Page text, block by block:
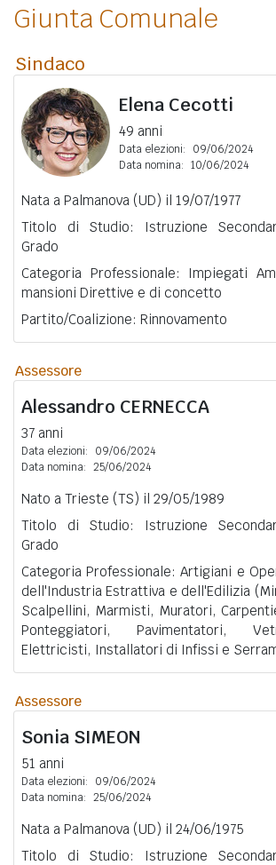
Giunta Comunale
Sindaco
Elena Cecotti
49 anni
Data elezioni:
09/06/2024
Data nomina: 10/06/2024
Nata a Palmanova (UD) il 19/07/1977
Titolo di Studio: Istruzione
Grado
Categoria Professionale: Impiegati
mansioni Direttive e di concetto
Partito/Coalizione: Rinnovamento
Assessore
Alessandro CERNECCA
37 anni
Data elezioni:
09/06/2024
Data nomina: 25/06/2024
Nato a Trieste (TS) il 29/05/1989
Titolo di Studio: Istruzione
Grado
Categoria Professionale: Artigiani e
dell'Industria Estrattiva e dell'Edilizia
Scalpellini, Marmisti, Muratori,
Ponteggiatori, Pavimentatori,
Elettricisti, Installatori di Infissi e
Assessore
Sonia SIMEON
51 anni
Data elezioni:
09/06/2024
Data nomina: 25/06/2024
Nata a Palmanova (UD) il 24/06/1975
Titolo di Studio: Istruzione